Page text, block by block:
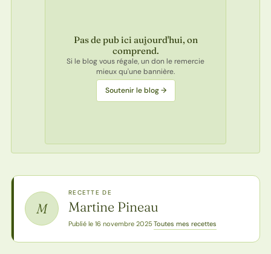
Pas de pub ici aujourd'hui, on
comprend.
Si le blog vous régale, un don le remercie
mieux qu'une bannière.
Soutenir le blog →
M
RECETTE DE
Martine Pineau
Publié le 16 novembre 2025·Toutes mes recettes